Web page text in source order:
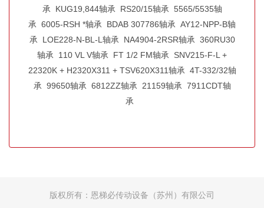
承 KUG19,844轴承 RS20/15轴承 5565/5535轴
承 6005-RSH *轴承 BDAB 307786轴承 AY12-NPP-B轴
承 LOE228-N-BL-L轴承 NA4904-2RSR轴承 360RU30
轴承 110 VL V轴承 FT 1/2 FM轴承 SNV215-F-L +
22320K + H2320X311 + TSV620X311轴承 4T-332/32轴
承 99650轴承 6812ZZ轴承 21159轴承 7911CDT轴
承
版权所有：恩梯必传动设备（苏州）有限公司